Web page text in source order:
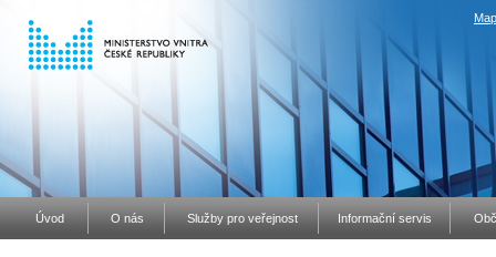
Úvod O nás Služby pro veřejnost Informační servis